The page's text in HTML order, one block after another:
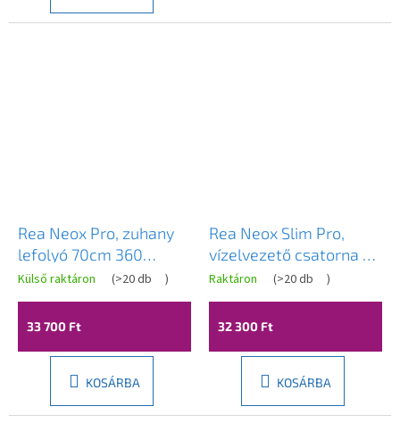
Rea Neox Pro, zuhany
lefolyó 70cm 360
fokban forgó szifonnal,
rézmatt, REA-G4801
Külső raktáron (>20 db )
33 700 Ft
KOSÁRBA
Rea Neox Slim Pro,
vízelvezető csatorna 70
cm, arany matt, REA-
G2718
Raktáron (>20 db )
32 300 Ft
KOSÁRBA